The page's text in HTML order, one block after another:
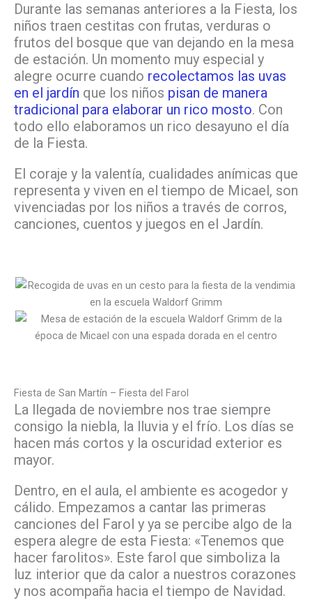
Durante las semanas anteriores a la Fiesta, los
niños traen cestitas con frutas, verduras o
frutos del bosque que van dejando en la mesa
de estación. Un momento muy especial y
alegre ocurre cuando recolectamos las uvas
en el jardín que los niños pisan de manera
tradicional para elaborar un rico mosto. Con
todo ello elaboramos un rico desayuno el día
de la Fiesta.
El coraje y la valentía, cualidades anímicas que
representa y viven en el tiempo de Micael, son
vivenciadas por los niños a través de corros,
canciones, cuentos y juegos en el Jardín.
Fiesta de San Martín – Fiesta del Farol
La llegada de noviembre nos trae siempre
consigo la niebla, la lluvia y el frío. Los días se
hacen más cortos y la oscuridad exterior es
mayor.
Dentro, en el aula, el ambiente es acogedor y
cálido. Empezamos a cantar las primeras
canciones del Farol y ya se percibe algo de la
espera alegre de esta Fiesta: «Tenemos que
hacer farolitos». Este farol que simboliza la
luz interior que da calor a nuestros corazones
y nos acompaña hacia el tiempo de Navidad.